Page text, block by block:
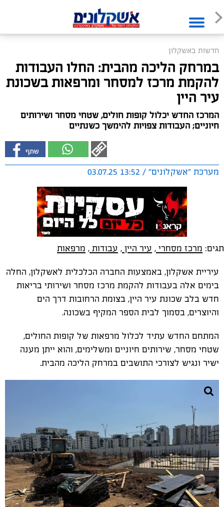
חדשות באשקלון
במרחק הליכה מהבית: החלו העבודות
להקמת מרכז למסחר ומרפאות בשכונת
עיר היין
המרכז החדש יכלול קופות חולים, שטחי מסחר ושירותים
חיוניים; העבודות צפויות להימשך כשנתיים
מערכת "אשקלונים" / 13:52 03.07.25
תגים: מרכז מסחרי , עיר היין , עבודות , מרפאות
עיריית אשקלון, באמצעות החברה הכלכלית לאשקלון, החלה
בימים אלה בעבודות להקמת מרכז מסחר ושירותי בריאות
חדש בלב שכונת עיר היין, בצומת הרחובות דרך הים
והיוצרים, בסמוך לבית הספר המקיף בשכונה.
המתחם החדש עתיד לכלול מרפאות של קופות החולים,
שטחי מסחר, שירותים חיוניים ומשלימים, והוא ייתן מענה
ישיר ונגיש לצורכי התושבים במרחק הליכה מהבית.